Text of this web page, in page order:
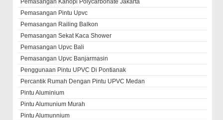
Pemasangan Kanopi Polycarbonate Jakarta
Pemasangan Pintu Upvc
Pemasangan Railing Balkon
Pemasangan Sekat Kaca Shower
Pemasangan Upvc Bali
Pemasangan Upvc Banjarmasin
Penggunaan Pintu UPVC Di Pontianak
Percantik Rumah Dengan Pintu UPVC Medan
Pintu Aluminium
Pintu Alumunium Murah
Pintu Alumunnium